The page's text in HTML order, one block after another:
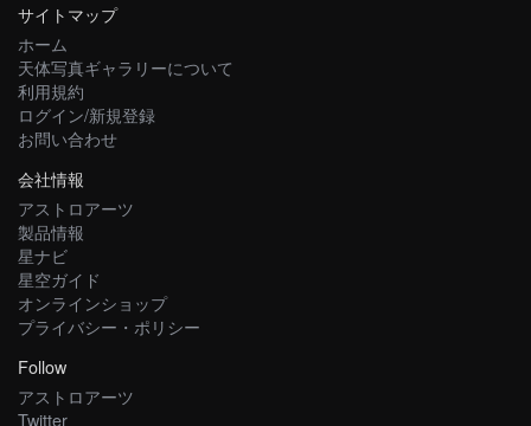
サイトマップ
ホーム
天体写真ギャラリーについて
利用規約
ログイン/新規登録
お問い合わせ
会社情報
アストロアーツ
製品情報
星ナビ
星空ガイド
オンラインショップ
プライバシー・ポリシー
Follow
アストロアーツ
Twitter